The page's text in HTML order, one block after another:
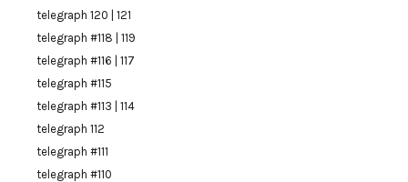
telegraph 120 | 121
telegraph #118 | 119
telegraph #116 | 117
telegraph #115
telegraph #113 | 114
telegraph 112
telegraph #111
telegraph #110